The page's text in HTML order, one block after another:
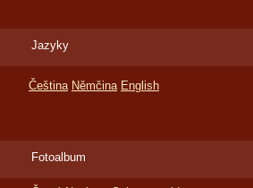
Jazyky
Čeština Němčina English
Fotoalbum